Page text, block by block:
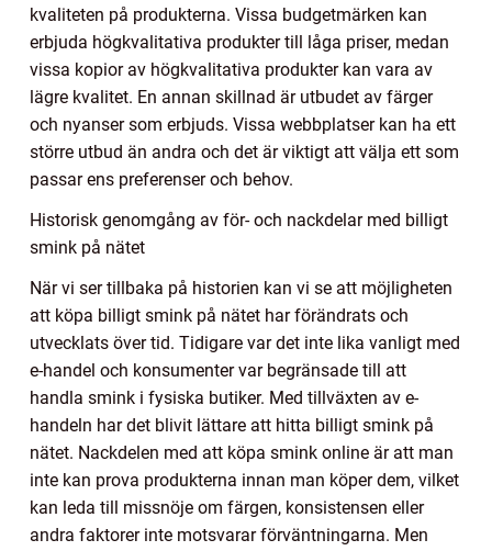
kvaliteten på produkterna. Vissa budgetmärken kan
erbjuda högkvalitativa produkter till låga priser, medan
vissa kopior av högkvalitativa produkter kan vara av
lägre kvalitet. En annan skillnad är utbudet av färger
och nyanser som erbjuds. Vissa webbplatser kan ha ett
större utbud än andra och det är viktigt att välja ett som
passar ens preferenser och behov.
Historisk genomgång av för- och nackdelar med billigt
smink på nätet
När vi ser tillbaka på historien kan vi se att möjligheten
att köpa billigt smink på nätet har förändrats och
utvecklats över tid. Tidigare var det inte lika vanligt med
e-handel och konsumenter var begränsade till att
handla smink i fysiska butiker. Med tillväxten av e-
handeln har det blivit lättare att hitta billigt smink på
nätet. Nackdelen med att köpa smink online är att man
inte kan prova produkterna innan man köper dem, vilket
kan leda till missnöje om färgen, konsistensen eller
andra faktorer inte motsvarar förväntningarna. Men